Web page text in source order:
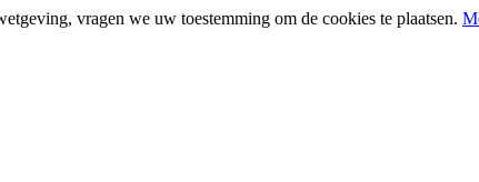
vragen we uw toestemming om de cookies te plaatsen.